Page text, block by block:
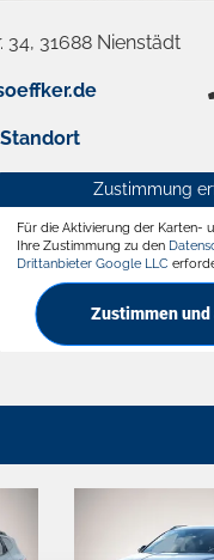
34, 31688 Nienstädt
Nienstädt
Zustimmung
Für die Aktivierung der Karten-
Ihre Zustimmung zu den
Drittanbieter Google LLC
Zustimmen